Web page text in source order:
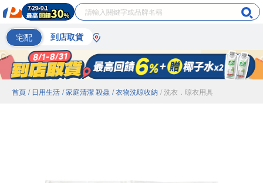
宅配 到店取貨
首頁 / 日用生活 / 家庭清潔 殺蟲 / 衣物洗晾收納 / 洗衣．晾衣用具